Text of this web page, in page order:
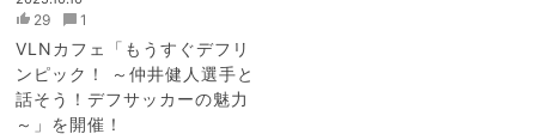
29 1
VLNカフェ「もうすぐデフリ
ンピック！ ～仲井健人選手と
話そう！デフサッカーの魅力
～」を開催！